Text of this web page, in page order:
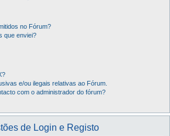
no Fórum?
que enviei?
e/ou ilegais relativas ao Fórum.
com o administrador do fórum?
de Login e Registo